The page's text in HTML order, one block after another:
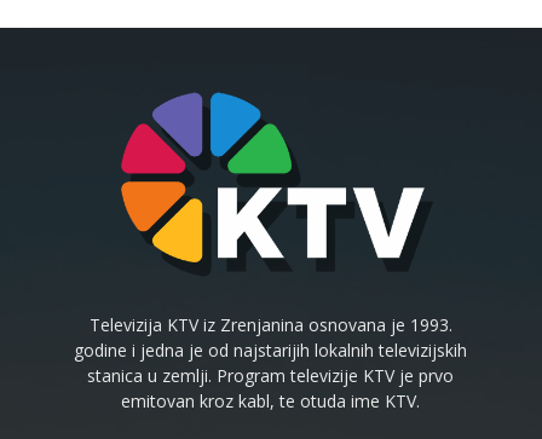
Televizija KTV iz Zrenjanina osnovana je 1993.
godine i jedna je od najstarijih lokalnih televizijskih
stanica u zemlji. Program televizije KTV je prvo
emitovan kroz kabl, te otuda ime KTV.